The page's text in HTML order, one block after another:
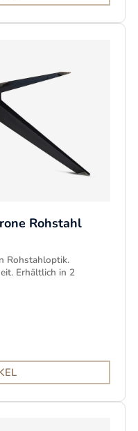
Rohstahl
Rohstahloptik.
Erhältlich in 2